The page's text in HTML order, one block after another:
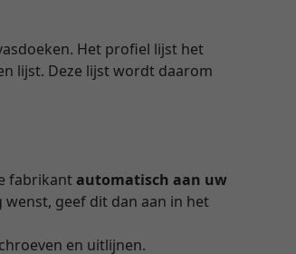
Het profiel lijst het
lijst. Deze lijst wordt daarom
fabrikant automatisch aan uw
wenst, geef dit dan aan in het
en uitlijnen.